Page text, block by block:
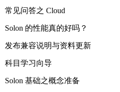
常见问答之 Cloud
Solon 的性能真的好吗？
发布兼容说明与资料更新
科目学习向导
Solon 基础之概念准备